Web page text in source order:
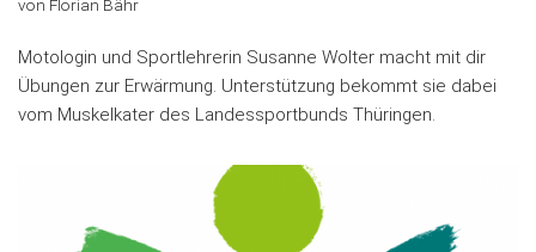
von Florian Bähr
Motologin und Sportlehrerin Susanne Wolter macht mit dir
Übungen zur Erwärmung. Unterstützung bekommt sie dabei
vom Muskelkater des Landessportbunds Thüringen.